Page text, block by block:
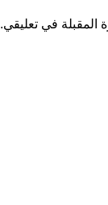
المقبلة في تعليقي.